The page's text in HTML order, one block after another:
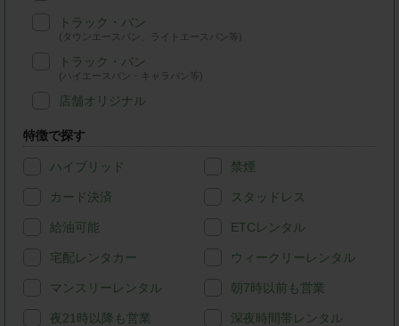
トラック・バン
(タウンエースバン、ライトエースバン等)
トラック・バン
(ハイエースバン・キャラバン等)
店舗オリジナル
特徴で探す
ハイブリッド 禁煙
カード決済 スタッドレス
給油可能 ETCレンタル
宅配レンタカー ウィークリーレンタル
マンスリーレンタル 朝7時以前も営業
夜21時以降も営業 深夜時間帯レンタル